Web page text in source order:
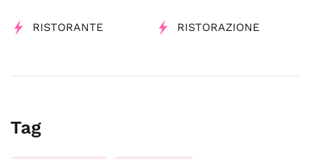
RISTORANTE RISTORAZIONE
Tag